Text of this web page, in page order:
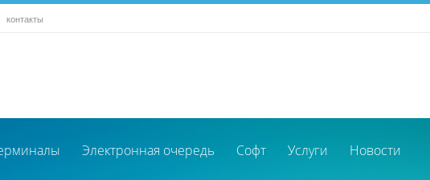
контакты
Электронная очередь Софт Услуги Новости